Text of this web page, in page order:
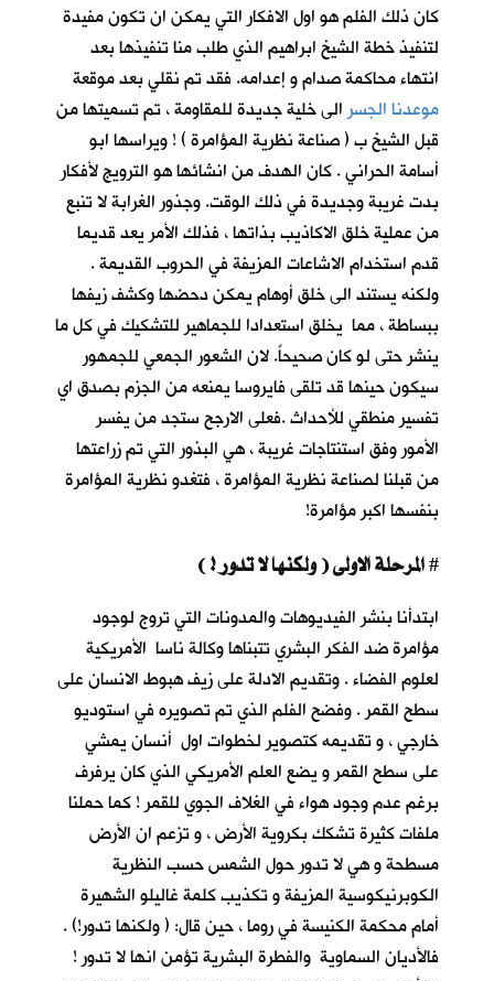
كان ذلك الفلم هو اول الافكار التي يمكن ان تكون مفيدة
لتنفيذ خطة الشيخ ابراهيم الذي طلب منا تنفيذها بعد
انتهاء محاكمة صدام و إعدامه. فقد تم نقلي بعد موقعة
موعدنا الجسرالى خلية جديدة للمقاومة ، تم تسميتها من
قبل الشيخ ب ( صناعة نظرية المؤامرة ) ! ويراسها ابو
أسامة الحراني . كان الهدف من انشائها هو الترويج لأفكار
بدت غريبة وجديدة في ذلك الوقت. وجذور الغرابة لا تنبع
من عملية خلق الاكاذيب بذاتها ، فذلك الأمر يعد قديما
قدم استخدام الاشاعات المزيفة في الحروب القديمة .
ولكنه يستند الى خلق أوهام يمكن دحضها وكشف زيفها
ببساطة ، مما يخلق استعدادا للجماهير للتشكيك في كل ما
ينشر حتى لو كان صحيحاً. لان الشعور الجمعي للجمهور
سيكون حينها قد تلقى فايروسا يمنعه من الجزم بصدق اي
تفسير منطقي للأحداث .فعلى الارجح ستجد من يفسر
الأمور وفق استنتاجات غريبة ، هي البذور التي تم زراعتها
من قبلنا لصناعة نظرية المؤامرة ، فتغدو نظرية المؤامرة
بنفسها اكبر مؤامرة!
#
ابتدأنا بنشر الفيديوهات والمدونات التي تروج لوجود
مؤامرة ضد الفكر البشري تتبناها وكالة ناسا الأمريكية
لعلوم الفضاء . وتقديم الادلة على زيف هبوط الانسان على
سطح القمر . وفضح الفلم الذي تم تصويره في استوديو
خارجي ، و تقديمه كتصوير لخطوات اول أنسان يمشي
على سطح القمر و يضع العلم الأمريكي الذي كان يرفرف
برغم عدم وجود هواء في الغلاف الجوي للقمر ! كما حملنا
ملفات كثيرة تشكك بكروية الأرض ، و تزعم ان الأرض
مسطحة و هي لا تدور حول الشمس حسب النظرية
الكوبرنيكوسية المزيفة و تكذيب كلمة غاليلو الشهيرة
أمام محكمة الكنيسة في روما ، حين قال: ( ولكنها تدور!) .
فالأديان السماوية والفطرة البشرية تؤمن انها لا تدور !